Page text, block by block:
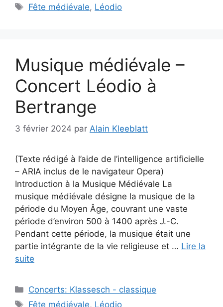
Étiquettes
Fête médiévale, Léodio
Musique médiévale –
Concert Léodio à
Bertrange
3 février 2024 par Alain Kleeblatt
(Texte rédigé à l’aide de l’intelligence artificielle
– ARIA inclus de le navigateur Opera)
Introduction à la Musique Médiévale La
musique médiévale désigne la musique de la
période du Moyen Âge, couvrant une vaste
période d’environ 500 à 1400 après J.-C.
Pendant cette période, la musique était une
partie intégrante de la vie religieuse et … Lire la
suite
Catégories
Concerts: Klassesch - classique
Étiquettes
Fête médiévale, Léodio